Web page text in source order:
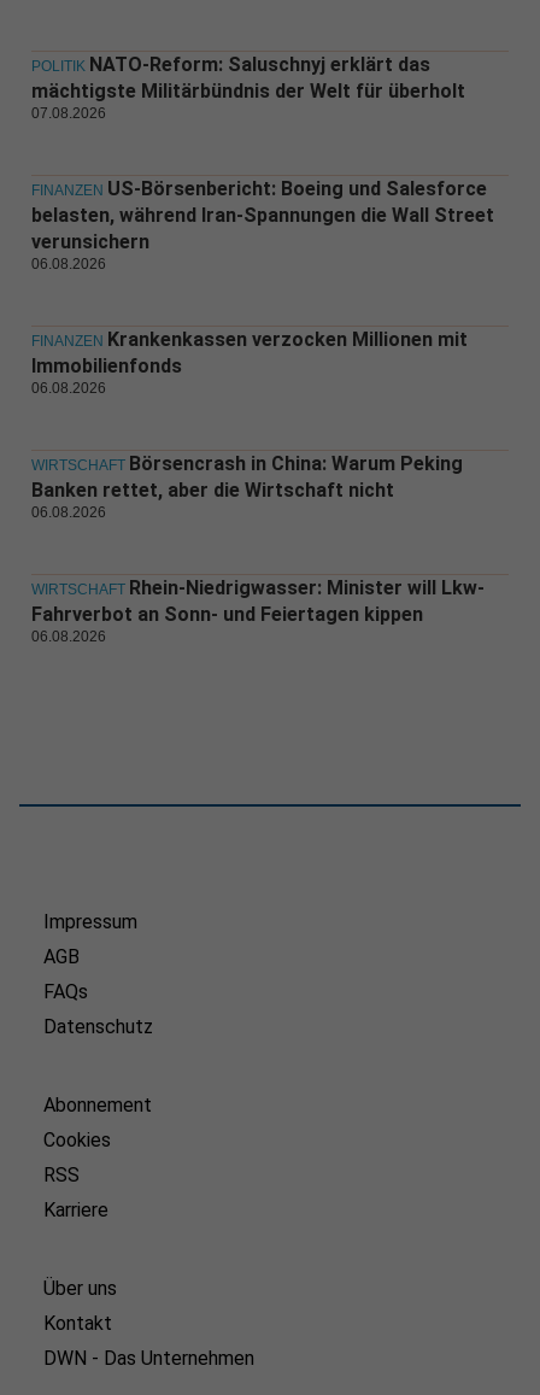
POLITIK NATO-Reform: Saluschnyj erklärt das
mächtigste Militärbündnis der Welt für überholt
07.08.2026
FINANZEN US-Börsenbericht: Boeing und Salesforce
belasten, während Iran-Spannungen die Wall Street
verunsichern
06.08.2026
FINANZEN Krankenkassen verzocken Millionen mit
Immobilienfonds
06.08.2026
WIRTSCHAFT Börsencrash in China: Warum Peking
Banken rettet, aber die Wirtschaft nicht
06.08.2026
WIRTSCHAFT Rhein-Niedrigwasser: Minister will Lkw-
Fahrverbot an Sonn- und Feiertagen kippen
06.08.2026
Impressum
AGB
FAQs
Datenschutz
Abonnement
Cookies
RSS
Karriere
Über uns
Kontakt
DWN - Das Unternehmen